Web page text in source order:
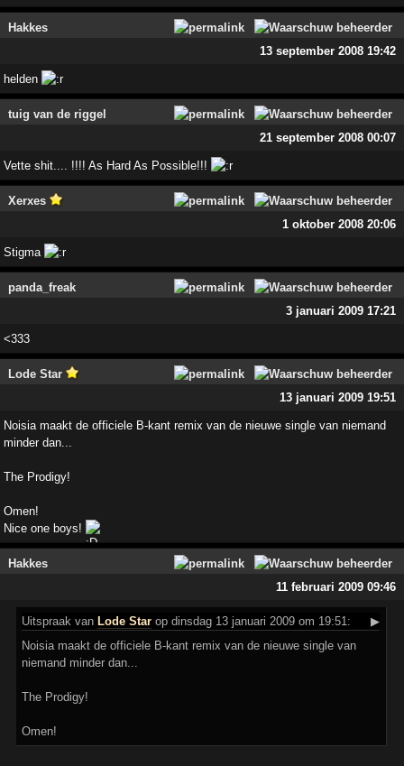
Hakkes
13 september 2008 19:42
helden
tuig van de riggel
21 september 2008 00:07
Vette shit.... !!!! As Hard As Possible!!!
Xerxes
1 oktober 2008 20:06
Stigma
panda_freak
3 januari 2009 17:21
<333
Lode Star
13 januari 2009 19:51
Noisia maakt de officiele B-kant remix van de nieuwe single van niemand
minder dan...
The Prodigy!
Omen!
Nice one boys!
Hakkes
11 februari 2009 09:46
Uitspraak van Lode Star op dinsdag 13 januari 2009 om 19:51:
▶
Noisia maakt de officiele B-kant remix van de nieuwe single van
niemand minder dan...
The Prodigy!
Omen!